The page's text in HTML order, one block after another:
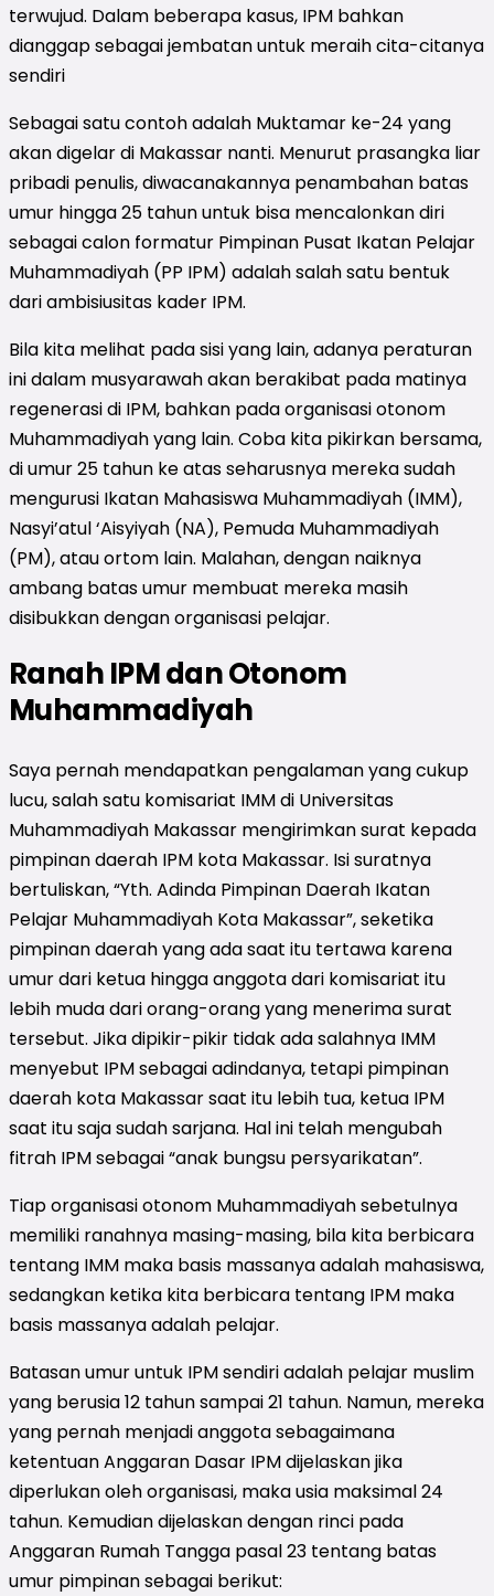
terwujud. Dalam beberapa kasus, IPM bahkan
dianggap sebagai jembatan untuk meraih cita-citanya
sendiri
Sebagai satu contoh adalah Muktamar ke-24 yang
akan digelar di Makassar nanti. Menurut prasangka liar
pribadi penulis, diwacanakannya penambahan batas
umur hingga 25 tahun untuk bisa mencalonkan diri
sebagai calon formatur Pimpinan Pusat Ikatan Pelajar
Muhammadiyah (PP IPM) adalah salah satu bentuk
dari ambisiusitas kader IPM.
Bila kita melihat pada sisi yang lain, adanya peraturan
ini dalam musyarawah akan berakibat pada matinya
regenerasi di IPM, bahkan pada organisasi otonom
Muhammadiyah yang lain. Coba kita pikirkan bersama,
di umur 25 tahun ke atas seharusnya mereka sudah
mengurusi Ikatan Mahasiswa Muhammadiyah (IMM),
Nasyi’atul ‘Aisyiyah (NA), Pemuda Muhammadiyah
(PM), atau ortom lain. Malahan, dengan naiknya
ambang batas umur membuat mereka masih
disibukkan dengan organisasi pelajar.
Ranah IPM dan Otonom
Muhammadiyah
Saya pernah mendapatkan pengalaman yang cukup
lucu, salah satu komisariat IMM di Universitas
Muhammadiyah Makassar mengirimkan surat kepada
pimpinan daerah IPM kota Makassar. Isi suratnya
bertuliskan, “Yth. Adinda Pimpinan Daerah Ikatan
Pelajar Muhammadiyah Kota Makassar”, seketika
pimpinan daerah yang ada saat itu tertawa karena
umur dari ketua hingga anggota dari komisariat itu
lebih muda dari orang-orang yang menerima surat
tersebut. Jika dipikir-pikir tidak ada salahnya IMM
menyebut IPM sebagai adindanya, tetapi pimpinan
daerah kota Makassar saat itu lebih tua, ketua IPM
saat itu saja sudah sarjana. Hal ini telah mengubah
fitrah IPM sebagai “anak bungsu persyarikatan”.
Tiap organisasi otonom Muhammadiyah sebetulnya
memiliki ranahnya masing-masing, bila kita berbicara
tentang IMM maka basis massanya adalah mahasiswa,
sedangkan ketika kita berbicara tentang IPM maka
basis massanya adalah pelajar.
Batasan umur untuk IPM sendiri adalah pelajar muslim
yang berusia 12 tahun sampai 21 tahun. Namun, mereka
yang pernah menjadi anggota sebagaimana
ketentuan Anggaran Dasar IPM dijelaskan jika
diperlukan oleh organisasi, maka usia maksimal 24
tahun. Kemudian dijelaskan dengan rinci pada
Anggaran Rumah Tangga pasal 23 tentang batas
umur pimpinan sebagai berikut: